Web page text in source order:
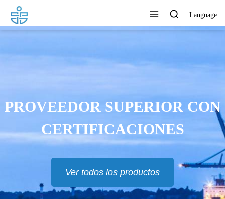
Language
PROVEEDOR SUPERIOR CON
CERTIFICACIONES
Ver todos los productos